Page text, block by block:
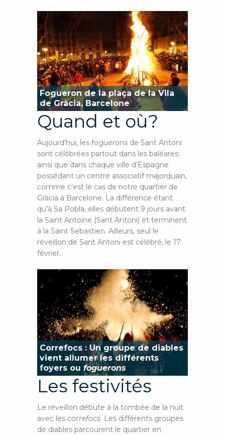
Fogueron de la plaça de la Vila
de Gràcia, Barcelone
Quand et où?
Aujourd’hui, les foguerons de Sant Antoni
sont célébrées partout dans les baléares;
ainsi que dans chaque ville d’Espagne
possédant un centre associatif majorquain,
comme c’est le cas de notre quartier de
Gràcia à Barcelone. La différence étant
qu’à Sa Pobla, elles débutent 9 jours avant
la Saint Antoine (Sant Antoni) et terminent
à la Saint Sebastien. Ailleurs, seul le
réveillon de Sant Antoni est célébré, le 17
février.
Correfocs : Un groupe de diables
vient allumer les différents
foyers ou foguerons
Les festivités
Le réveillon débute à la tombée de la nuit
avec les correfocs. Les différents groupes
de diables parcourent le quartier en